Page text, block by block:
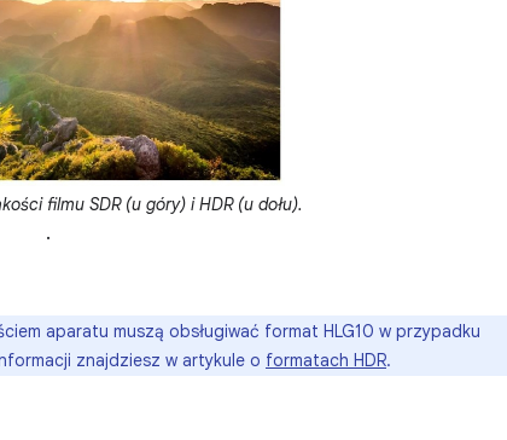
filmu SDR (u góry) i HDR (u dołu).
.
aparatu muszą obsługiwać format HLG10 w przypadku
znajdziesz w artykule o formatach HDR.